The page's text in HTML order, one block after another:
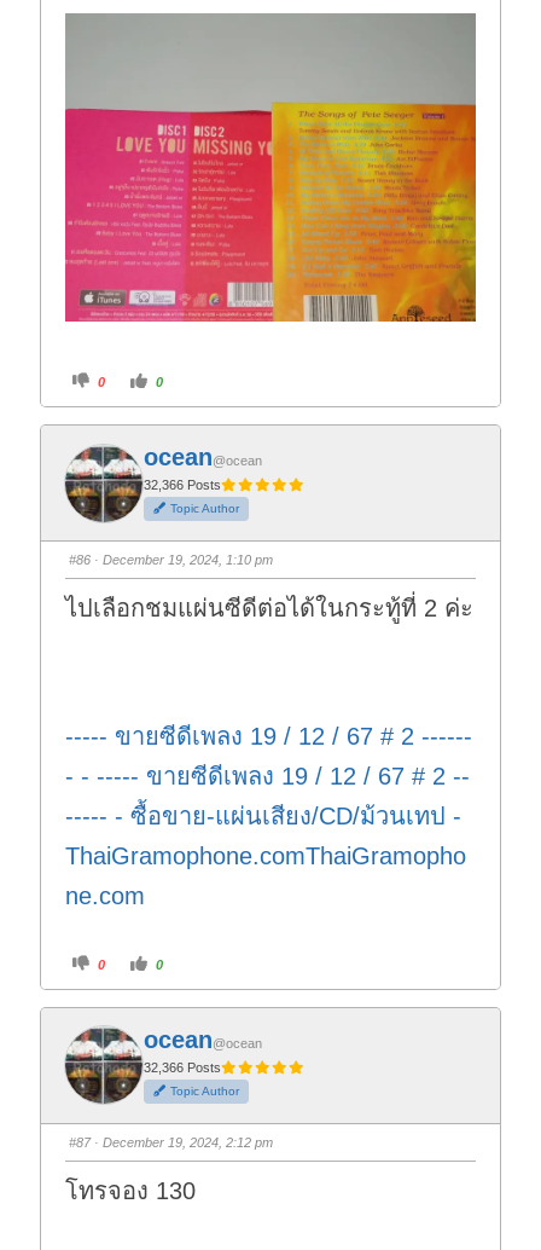
C
i
f
o
r
t
h
u
m
d
o
n
.
0
C
i
o
t
h
u
m
u
p
0
ocean@ocean
32,366 Posts
Topic Author
#86 · December 19, 2024, 1:10 pm
ไปเลือกชมแผ่นซีดีต่อได้ในกระทู้ที่ 2 ค่ะ
----- ขายซีดีเพลง 19 / 12 / 67 # 2 ------
- - ----- ขายซีดีเพลง 19 / 12 / 67 # 2 --
----- - ซื้อขาย-แผ่นเสียง/CD/ม้วนเทป -
ThaiGramophone.comThaiGramopho
ne.com
C
i
k
f
o
r
t
h
u
m
d
o
n
.
0
C
i
k
o
r
t
h
u
m
u
p
0
ocean@ocean
32,366 Posts
Topic Author
#87· December 19, 2024, 2:12 pm
โทรจอง 130